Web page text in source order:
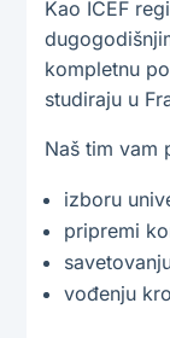
Kao ICEF
kompletnu
studiraju u
Naš tim vam
izboru
pripremi
vođenju